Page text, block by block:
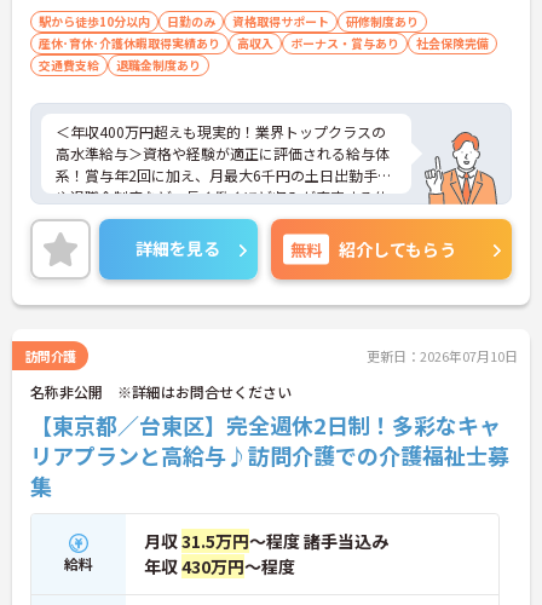
駅から徒歩10分以内 日勤のみ 資格取得サポート
研修制度あり
産休･育休･介護休暇取得実績あり
高収入 ボーナス・賞与あり
社会保険完備
交通費支給
退職金制度あり
＜年収400万円超えも現実的！業界トップクラスの
高水準給与＞資格や経験が適正に評価される給与体
系！賞与年2回に加え、月最大6千円の土日出勤手当
や退職金制度など、長く働くほど収入が安定する仕
組みが整っています
＜スマホ1台で完結！ICT活用で記録業務の負担を大
幅カット＞日々の記録やシフト確認はすべて自社開
発のスマホアプリで行えるため、手書き書類の作成
に追われることはありません。事務作業が効率化♪
環境です。
＜「夜勤なし」で管理者・スペシャリストを目指せ
る明確なキャリアパス＞訪問介護のため夜勤がな
く、完全週休2日制で生活リズムを整えながら働け
ます。現場のプロとして極める道、マネジメント職
へ進む道とキャリアプランも多様化しています。
詳細を見る 無料 紹介してもらう
訪問介護 更新日：2026年07月10日
名称非公開 ※詳細はお問合せください
【東京都／台東区】完全週休2日制！多彩なキャ
リアプランと高給与♪訪問介護での介護福祉士募
集
給料
月収31.5万円～程度 諸手当込み
年収430万円～程度